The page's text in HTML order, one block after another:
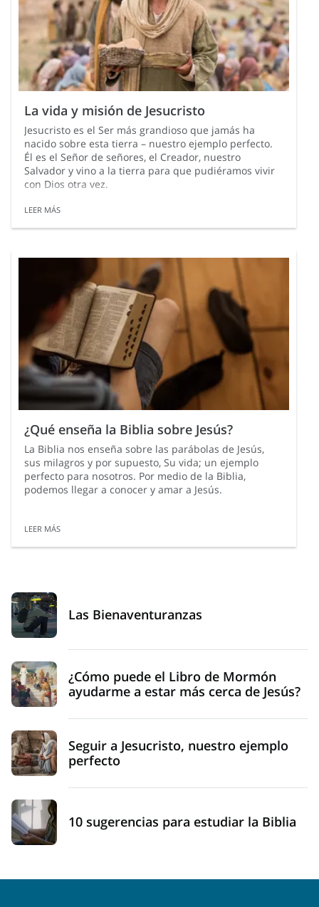
La vida y misión de Jesucristo
Jesucristo es el Ser más grandioso que jamás ha
nacido sobre esta tierra – nuestro ejemplo perfecto.
Él es el Señor de señores, el Creador, nuestro
Salvador y vino a la tierra para que pudiéramos vivir
con Dios otra vez.
LEER MÁS
¿Qué enseña la Biblia sobre Jesús?
La Biblia nos enseña sobre las parábolas de Jesús,
sus milagros y por supuesto, Su vida; un ejemplo
perfecto para nosotros. Por medio de la Biblia,
podemos llegar a conocer y amar a Jesús.
LEER MÁS
Las Bienaventuranzas
¿Cómo puede el Libro de Mormón
ayudarme a estar más cerca de Jesús?
Seguir a Jesucristo, nuestro ejemplo
perfecto
10 sugerencias para estudiar la Biblia